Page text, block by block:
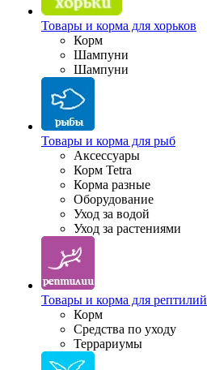
Товары и корма для хорьков
Корм
Шампуни
Шампуни
Товары и корма для рыб
Аксессуары
Корм Tetra
Корма разные
Оборудование
Уход за водой
Уход за растениями
Товары и корма для рептилий
Корм
Средства по уходу
Террариумы